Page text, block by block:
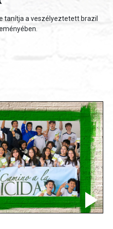
tanítja a veszélyeztetett brazil